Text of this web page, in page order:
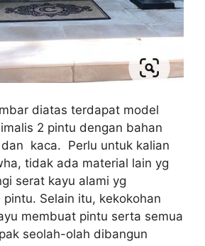
diatas terdapat model
2 pintu dengan bahan
kaca. Perlu untuk kalian
tidak ada material lain yg
serat kayu alami yg
Selain itu, kekokohan
membuat pintu serta semua
seolah-olah dibangun